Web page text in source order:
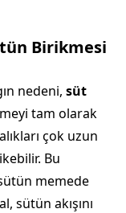
Birikmesi
nedeni, süt
tam olarak
çok uzun
Bu
memede
sütün akışını